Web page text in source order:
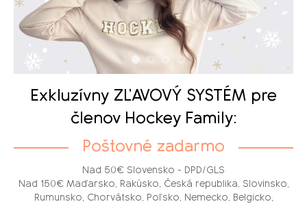
Exkluzívny ZĽAVOVÝ SYSTÉM pre
členov Hockey Family:
Poštovné zadarmo
Nad 50€ Slovensko - DPD/GLS
Nad 150€ Maďarsko, Rakúsko, Česká republika, Slovinsko,
Rumunsko, Chorvátsko, Poľsko, Nemecko, Belgicko,